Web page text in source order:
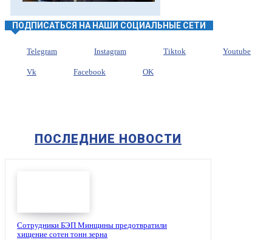
ПОДПИСАТЬСЯ НА НАШИ СОЦИАЛЬНЫЕ СЕТИ
Telegram Instagram Tiktok Youtube
Vk Facebook OK
ПОСЛЕДНИЕ НОВОСТИ
Сотрудники БЭП Минщины предотвратили
хищение сотен тонн зерна